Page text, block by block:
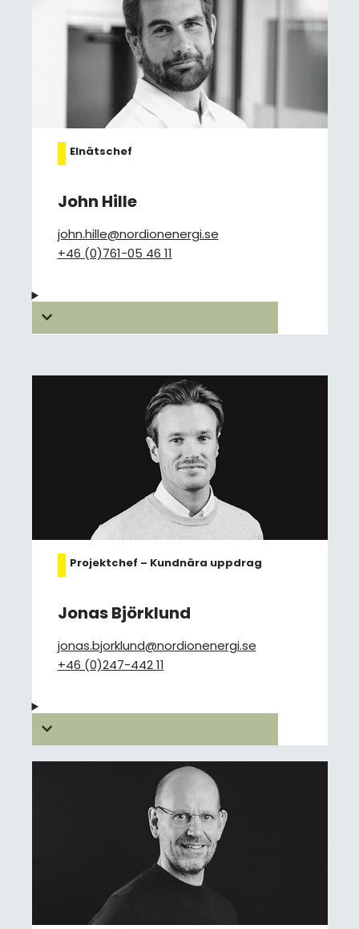
Elnätschef
John Hille
john.hille@nordionenergi.se
+46 (0)761-05 46 11
Projektchef – Kundnära uppdrag
Jonas Björklund
jonas.bjorklund@nordionenergi.se
+46 (0)247-442 11